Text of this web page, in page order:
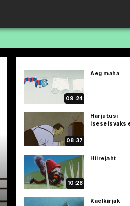
09:24
Aeg maha
08:37
Harjutusi
iseseisvaks
10:28
Hiirejaht
Kaelkirjak